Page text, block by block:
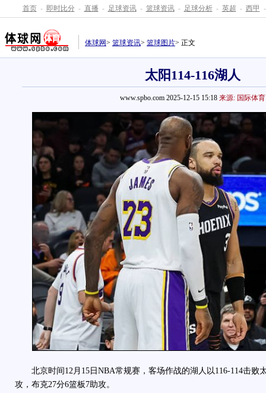
首页 - 即时比分 - 直播 - 足球资讯 - 篮球资讯 - 足球分析 - 英超 - 西甲 -
体球网> 篮球资讯> 篮球图片> 正文
太阳114-116湖人
www.spbo.com 2025-12-15 15:18 来源: 国际体育
北京时间12月15日NBA常规赛，客场作战的湖人以116-114击败
攻，布克27分6篮板7助攻。